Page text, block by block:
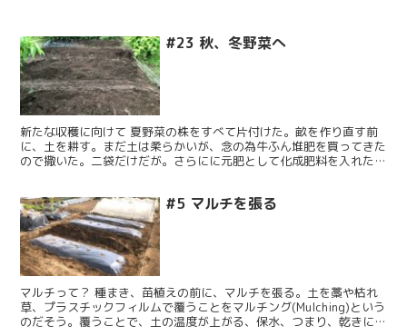
#23 秋、冬野菜へ
新たな収穫に向けて 夏野菜の株をすべて片付けた。畝を作り直す前
に、土を耕す。まだ土は柔らかいが、念の為牛ふん堆肥を買ってきた
ので撒いた。二袋だけだが。さらにに元肥として化成肥料を入れた。
#5 マルチを張る
マルチって？ 種まき、苗植えの前に、マルチを張る。土を藁や枯れ
草、プラスチックフィルムで覆うことをマルチング(Mulching)という
のだそう。覆うことで、土の温度が上がる、保水、つまり、乾きにく